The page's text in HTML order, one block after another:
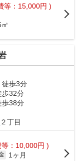
等：15,000円 )
徒歩3分
歩32分
歩38分
２丁目
：10,000円 )
1ヶ月